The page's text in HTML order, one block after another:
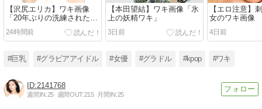
【沢尻エリカ】ワキ画像
「20年ぶりの洗練された
腋」
24時間前
【本田望結】ワキ画像「氷
上の妖精ワキ」
3日前
【エロ注意】
女のワキ画像
4日前
#巨乳 #グラビアアイドル #女優 #グラドル #kpop #ワキ
2141768
週間IN:25 週間OUT:215 月間IN:25